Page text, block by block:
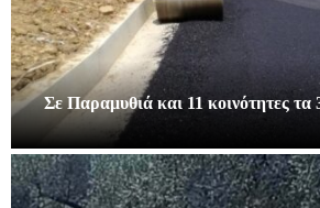
Σε Παραμυθιά και 11 κοινότητες